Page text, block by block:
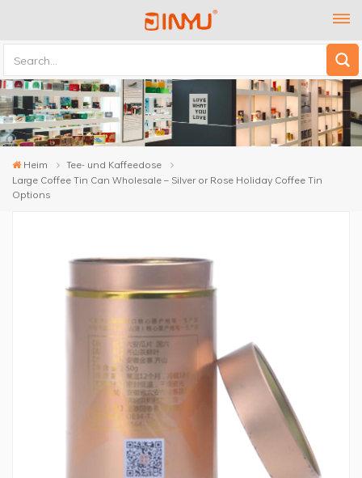
Heim
Tee- und Kaffeedose
Large Coffee Tin Can Wholesale – Silver or Rose Holiday Coffee Tin
Options